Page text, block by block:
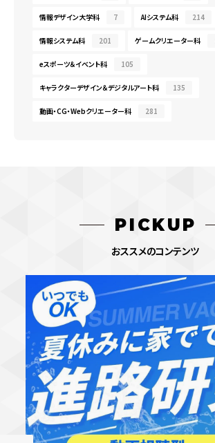
情報デザイン大学科 7 AIシステム科 214
情報システム科 201 ゲームクリエーター科
eスポーツ＆イベント科 105
キャラクターデザイン＆デジタルアート科 135
動画・CG・Webクリエーター科 281
PICKUP
おススメのコンテンツ